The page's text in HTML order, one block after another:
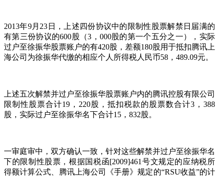
2013年9月23日，上述四份协议中的限制性股票解禁日届满的
有第三份协议的600股（3，000股的第一个五分之一），实际
过户至徐振华股票账户的有420股，差额180股用于抵扣腾讯上
海公司为徐振华代缴的相应个人所得税人民币58，489.09元。
上述五次解禁并过户至徐振华股票账户内的腾讯控股有限公司
限制性股票合计19，220股，抵扣税款的股票数合计3，388
股，实际过户至徐振华名下合计15，832股。
一审庭审中，双方确认一致，针对这些解禁并过户至徐振华名
下的限制性股票，根据国税函[2009]461号文规定的应纳税所
得额计算公式、腾讯上海公司《手册》规定的“RSU收益”的计